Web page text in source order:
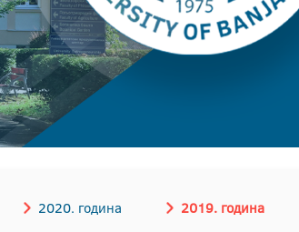
2020. година 2019. година